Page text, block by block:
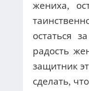
жениха,
остаться
радость
защитник
сделать,